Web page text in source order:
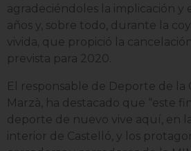
agradeciéndoles la implicación y
años y, sobre todo, durante la
vivida, que propició la
prevista para 2020.
El responsable de Deporte de la
Marzà, ha destacado que “este
deporte de nuevo vive aquí, en
interior de Castelló, y los